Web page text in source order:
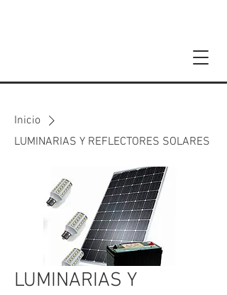
Inicio
LUMINARIAS Y REFLECTORES SOLARES
LUMINARIAS Y